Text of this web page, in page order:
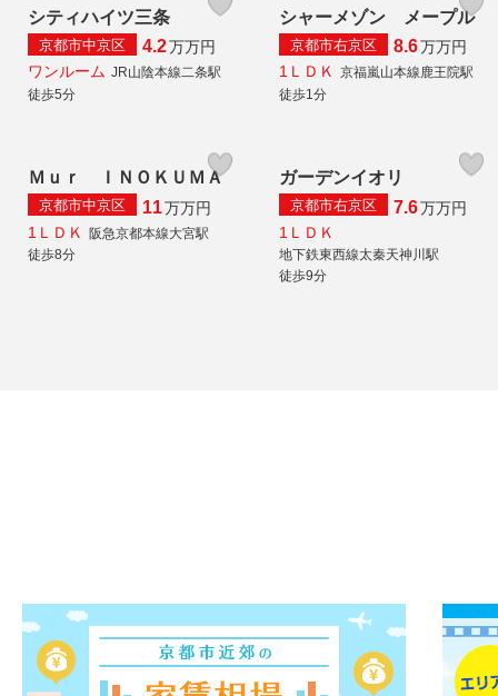
シティハイツ三条
京都市中京区 4.2万万円
ワンルーム JR山陰本線二条駅
徒歩5分
シャーメゾン メープル
京都市右京区 8.6万万円
1ＬＤＫ 京福嵐山本線鹿王院駅
徒歩1分
Ｍｕｒ ＩＮＯＫＵＭＡ
京都市中京区 11万万円
1ＬＤＫ
阪急京都本線大宮駅
徒歩8分
ガーデンイオリ
京都市右京区 7.6万万円
1ＬＤＫ
地下鉄東西線太秦天神川駅
徒歩9分